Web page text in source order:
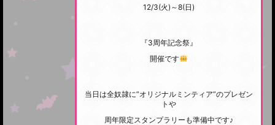
12/3(火)～8(日)
『3周年記念祭』
開催です
当日は全奴隷に”オリジナルミンティア”のプレゼン
トや
周年限定スタンプラリーも準備中です♪